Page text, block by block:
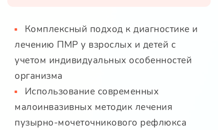
Комплексный подход к диагностике и
лечению ПМР у взрослых и детей с
учетом индивидуальных особенностей
организма
Использование современных
малоинвазивных методик лечения
пузырно-мочеточникового рефлюкса